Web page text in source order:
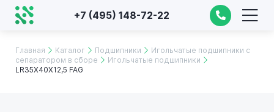
+7 (495) 148-72-22
Главная Каталог Подшипники
Игольчатые подшипники с
сепаратором в сборе
Игольчатые подшипники
LR35X40X12,5 FAG